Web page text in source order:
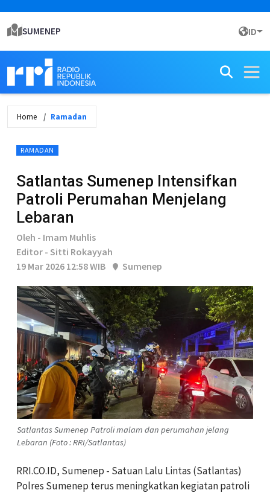
SUMENEP ID
Home Ramadan
RAMADAN
Satlantas Sumenep Intensifkan
Patroli Perumahan Menjelang
Lebaran
Oleh - Imam Muhlis
Editor - Sitti Rokayyah
19 Mar 2026 12:58 WIB
Sumenep
Satlantas Sumenep Patroli malam dan perumahan jelang
Lebaran (Foto : RRI/Satlantas)
RRI.CO.ID, Sumenep - Satuan Lalu Lintas (Satlantas)
Polres Sumenep terus meningkatkan kegiatan patroli